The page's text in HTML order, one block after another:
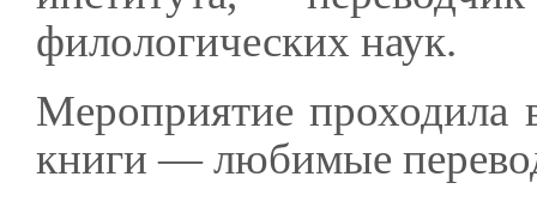
филологических наук.
Мероприятие
книги — любимые